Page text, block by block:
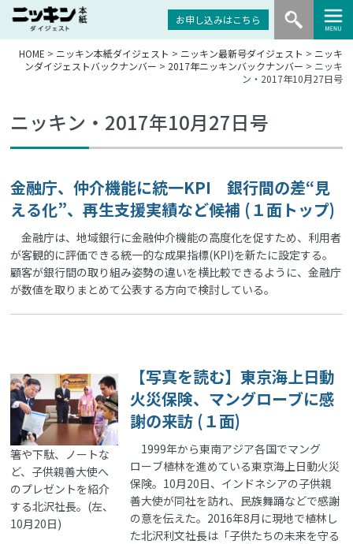
お申し込みはこちら
HOME > ニッキン本紙ダイジェスト > ニッキン最新号ダイジェスト > ニッキ
ンダイジェストバックナンバー > 2017年ニッキンバックナンバー > ニッキ
ン・2017年10月27日号
ニッキン・2017年10月27日号
金融庁、仲介機能に統一KPI 銀行間の差“見
える化”、再生支援実績など候補 (１面トップ)
金融庁は、地域銀行に金融仲介機能の高度化を促すため、利用者
が客観的に評価できる統一的な成果指標(KPI)を新たに設定する。
顧客が銀行間の取り組み姿勢の違いを横比較できるように、金融庁
が数値を取りまとめて公表する方向で検討している。
箸や下駄、ノートな
ど、子供親善大使へ
のプレゼントを紹介
する北沢社長。(左、
10月20日)
【写真を読む】東京海上日動
火災保険、マングローブに感
謝の来訪 (１面)
1999年から東南アジア各国でマング
ローブ植林を進めている東京海上日動火災
保険。10月20日、インドネシアの子供親
善大使が同社を訪れ、民族舞踊などで感謝
の意を伝えた。2016年8月に現地で植林し
た北沢利文社長は「子供たちの未来を守る